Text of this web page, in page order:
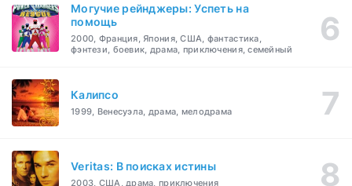
Могучие рейнджеры: Успеть на
помощь
2000, Франция, Япония, США, фантастика,
фэнтези, боевик, драма, приключения, семейный
Калипсо
1999, Венесуэла, драма, мелодрама
Veritas: В поисках истины
2003, США, драма, приключения